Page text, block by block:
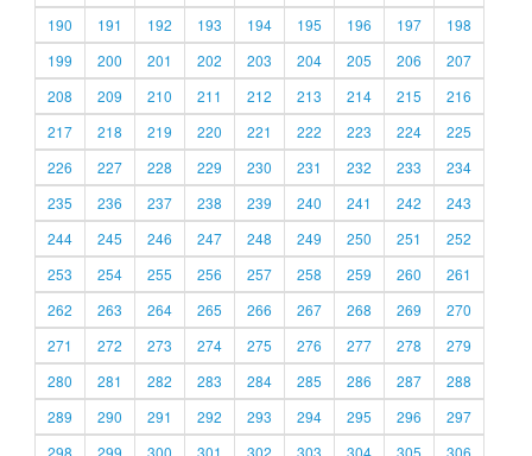
190
191 192 193 194 195 196 197
198
199
200 201 202 203 204 205 206
207
208
209 210 211 212 213 214 215
216
217
218 219 220 221 222 223 224
225
226
227 228 229 230 231 232 233
234
235
236 237 238 239 240 241 242
243
244
245 246 247 248 249 250 251
252
253
254 255 256 257 258 259 260
261
262
263 264 265 266 267 268 269
270
271
272 273 274 275 276 277 278
279
280
281 282 283 284 285 286 287
288
289
290 291 292 293 294 295 296
297
298
299 300 301 302 303 304 305 306